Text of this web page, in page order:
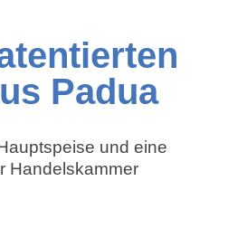
Padua
und eine
Handelskammer